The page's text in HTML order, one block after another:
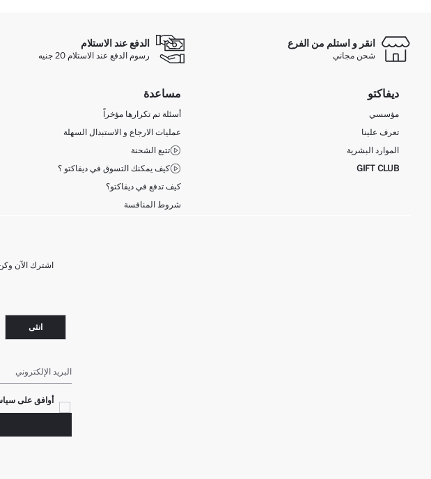
انقر و استلم من الفرع
شحن مجاني
الدفع عند الاستلام
رسوم الدفع عند الاستلام 20 جنيه
ديفاكتو
مؤسسي
تعرف علينا
الموارد البشرية
GIFT CLUB
مساعدة
أسئلة تم تكرارها مؤخراً
عمليات الارجاع و الاستبدال السهلة
تتبع الشحنة
كيف يمكنك التسوق في ديفاكتو ؟
كيف تدفع في ديفاكتو؟
شروط المنافسة
اشترك الآن
انثى
البريد الإلكتروني
أوافق على